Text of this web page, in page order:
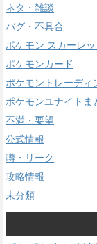
ネタ・雑談
バグ・不具合
ポケモン スカーレ
ポケモンカード
ポケモントレーディ
ポケモンユナイトま
不満・要望
公式情報
噂・リーク
攻略情報
未分類